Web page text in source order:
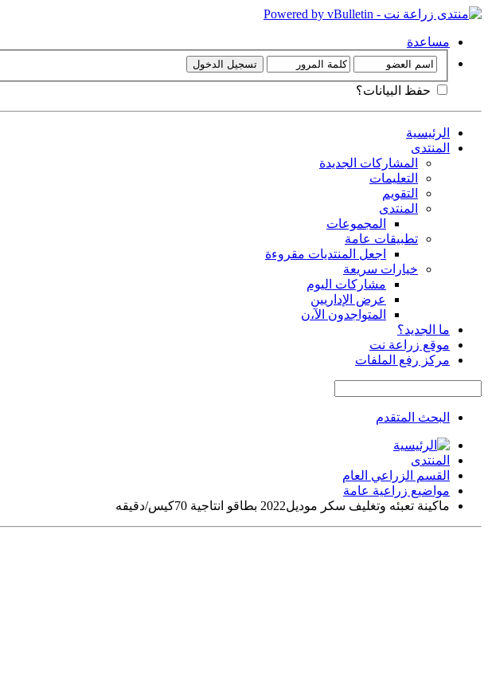
مساعدة
حفظ البيانات؟
الرئيسية
المنتدى
المشاركات الجديدة
التعليمات
التقويم
المنتدى
المجموعات
تطبيقات عامة
اجعل المنتديات مقروءة
خيارات سريعة
مشاركات اليوم
عرض الإداريين
المتواجدون الآ،ن
ما الجديد؟
موقع زراعة نت
مركز رفع الملفات
البحث المتقدم
المنتدى
القسم الزراعي العام
مواضيع زراعية عامة
ماكينة تعبئه وتغليف سكر موديل2022 بطاقو انتاجية 70كيس/دقيقه